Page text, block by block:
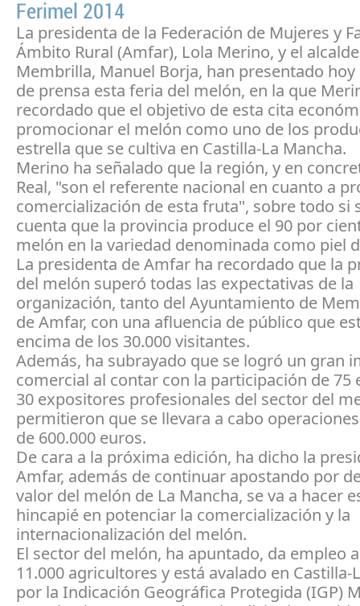
Ferimel 2014
La presidenta de la Federación de Mujeres y
Ámbito Rural (Amfar), Lola Merino, y el
Membrilla, Manuel Borja, han presentado hoy
de prensa esta feria del melón, en la que
recordado que el objetivo de esta cita
promocionar el melón como uno de los
estrella que se cultiva en Castilla-La Mancha.
Merino ha señalado que la región, y en
Real, "son el referente nacional en cuanto a
comercialización de esta fruta", sobre todo si
cuenta que la provincia produce el 90 por
melón en la variedad denominada como piel
La presidenta de Amfar ha recordado que la
del melón superó todas las expectativas de la
organización, tanto del Ayuntamiento de
de Amfar, con una afluencia de público que
encima de los 30.000 visitantes.
Además, ha subrayado que se logró un gran
comercial al contar con la participación de 75
30 expositores profesionales del sector del
permitieron que se llevara a cabo
de 600.000 euros.
De cara a la próxima edición, ha dicho la
Amfar, además de continuar apostando por
valor del melón de La Mancha, se va a hacer
hincapié en potenciar la comercialización y la
internacionalización del melón.
El sector del melón, ha apuntado, da empleo
11.000 agricultores y está avalado en Castilla-
por la Indicación Geográfica Protegida (IGP)